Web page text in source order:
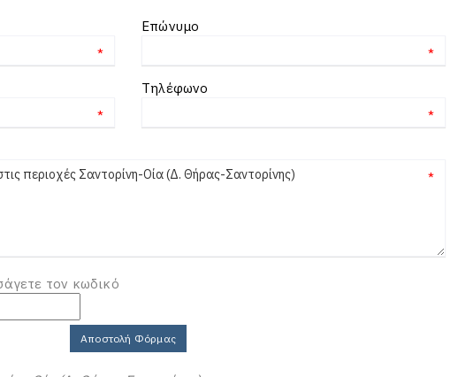
*
*
Επώνυμο
*
Τηλέφωνο
*
*
τον κωδικό
Αποστολή Φόρμας